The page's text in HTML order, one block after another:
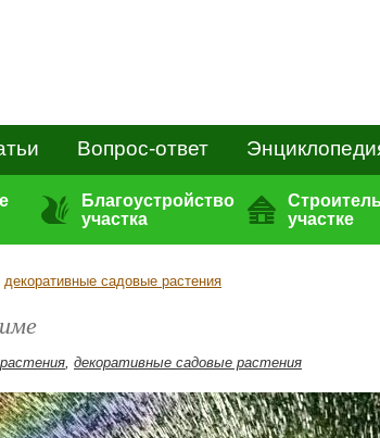
Вопрос-ответ
Благоустройство
участка
участке
декоративные садовые растения
, декоративные садовые растения